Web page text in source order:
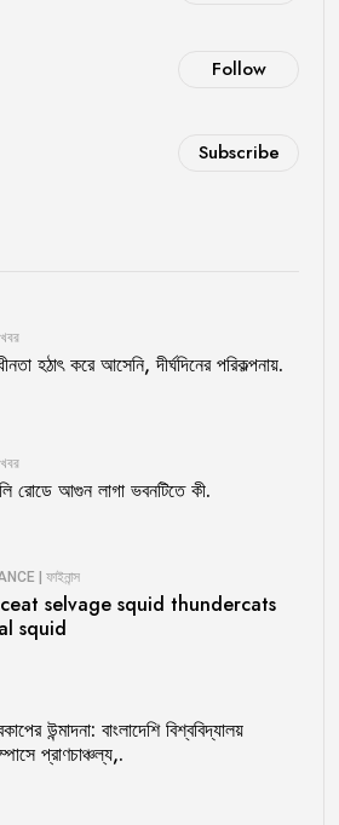
Follow
Subscribe
হঠাৎ করে আসেনি, দীর্ঘদিনের পরিকল্পনায়.
রোডে আগুন লাগা ভবনটিতে কী.
| ফাইনান্স
selvage squid thundercats
squid
উন্মাদনা: বাংলাদেশি বিশ্ববিদ্যালয়
প্রাণচাঞ্চল্য,.